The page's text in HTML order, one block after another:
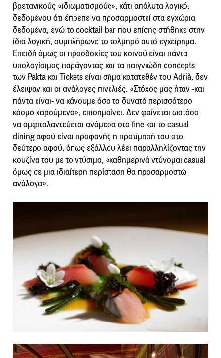
βρετανικούς «ιδιωματισμούς», κάτι απόλυτα λογικό,
δεδομένου ότι έπρεπε να προσαρμοστεί στα εγχώρια
δεδομένα, ενώ το cocktail bar που επίσης στήθηκε στην
ίδια λογική, συμπλήρωνε το τολμηρό αυτό εγχείρημα.
Επειδή όμως οι προσδοκίες του κοινού είναι πάντα
υπολογίσιμος παράγοντας και τα παιγνιώδη concepts
των Pakta και Tickets είναι σήμα κατατεθέν του Adrià, δεν
έλειψαν και οι ανάλογες πινελιές. «Στόχος μας ήταν -και
πάντα είναι- να κάνουμε όσο το δυνατό περισσότερο
κόσμο χαρούμενο», επισημαίνει. Δεν φαίνεται ωστόσο
να αμφιταλαντεύεται ανάμεσα στο fine και το casual
dining αφού είναι προφανής η προτίμησή του στο
δεύτερο αφού, όπως εξάλλου λέει παραλληλίζοντας την
κουζίνα του με το ντύσιμο, «καθημερινά ντύνομαι casual
όμως σε μια ιδιαίτερη περίσταση θα προσαρμοστώ
ανάλογα».